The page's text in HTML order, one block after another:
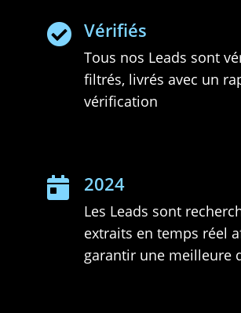
 Vérifiés
Tous nos Leads sont
filtrés, livrés avec un
vérification
 2024
Les Leads sont
extraits en temps réel
garantir une meilleure